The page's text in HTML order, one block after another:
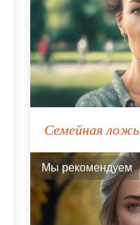
Семейная ложь
Мы рекомендуем